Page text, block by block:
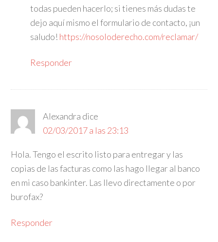
todas pueden hacerlo; si tienes más dudas te
dejo aquí mismo el formulario de contacto, ¡un
saludo! https://nosoloderecho.com/reclamar/
Responder
Alexandra dice
02/03/2017 a las 23:13
Hola. Tengo el escrito listo para entregar y las
copias de las facturas como las hago llegar al banco
en mi caso bankinter. Las llevo directamente o por
burofax?
Responder